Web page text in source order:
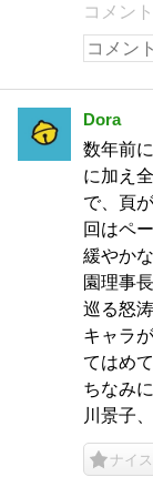
コメン
Dora
数年前
に加え
で、頁
回はペ
緩やか
園理事
巡る怒
キャラ
てはめ
ちなみ
川景子
ナイス